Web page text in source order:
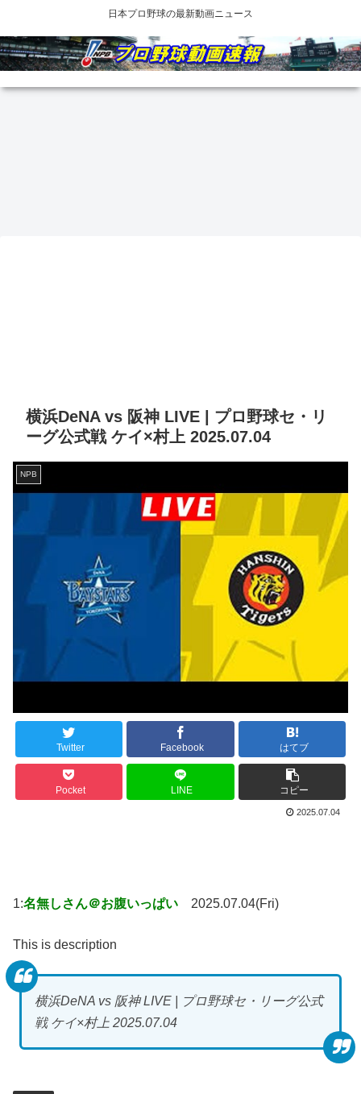
日本プロ野球の最新動画ニュース
横浜DeNA vs 阪神 LIVE | プロ野球セ・リ
ーグ公式戦 ケイ×村上 2025.07.04
NPB
Twitter Facebook はてブ
Pocket LINE コピー
2025.07.04
1:名無しさん＠お腹いっぱい 2025.07.04(Fri)
This is description
横浜DeNA vs 阪神 LIVE | プロ野球セ・リーグ公式
戦 ケイ×村上 2025.07.04